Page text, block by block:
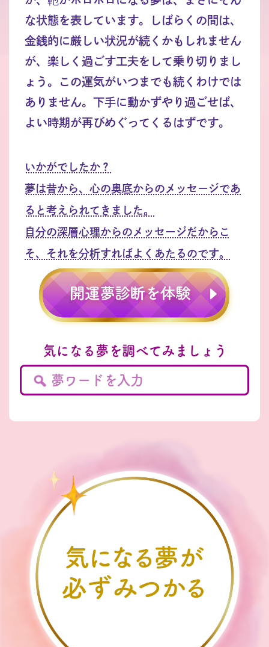
な状態を表しています。しばらくの間は、
金銭的に厳しい状況が続くかもしれません
が、楽しく過ごす工夫をして乗り切りまし
ょう。この運気がいつまでも続くわけでは
ありません。下手に動かずやり過ごせば、
よい時期が再びめぐってくるはずです。
いかがでしたか？
夢は昔から、心の奥底からのメッセージであ
ると考えられてきました。
自分の深層心理からのメッセージだからこ
そ、それを分析すればよくあたるのです。
気になる夢を調べてみましょう